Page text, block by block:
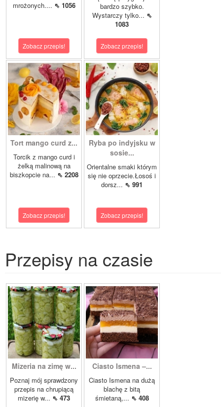
mrożonych.... ⇖ 1056
Zobacz przepis!
bardzo szybko.
Wystarczy tylko... ⇖
1083
Zobacz przepis!
Tort mango curd z...
Torcik z mango curd i
żelką malinową na
biszkopcie na... ⇖ 2208
Zobacz przepis!
Ryba po indyjsku w
sosie...
Orientalne smaki którym
się nie oprzecie.Łosoś i
dorsz... ⇖ 991
Zobacz przepis!
Przepisy na czasie
Mizeria na zimę w...
Poznaj mój sprawdzony
przepis na chrupiącą
mizerię w... ⇖ 473
Ciasto Ismena –...
Ciasto Ismena na dużą
blachę z bitą
śmietaną,... ⇖ 408